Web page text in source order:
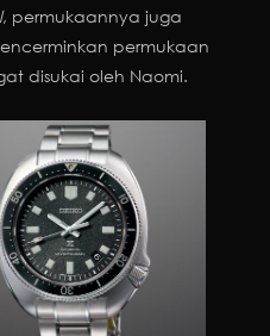
, permukaannya juga
permukaan
disukai oleh Naomi.